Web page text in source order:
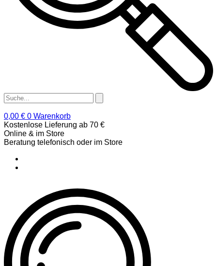
0,00 € 0 Warenkorb
Kostenlose Lieferung ab 70 €
Online & im Store
Beratung telefonisch oder im Store